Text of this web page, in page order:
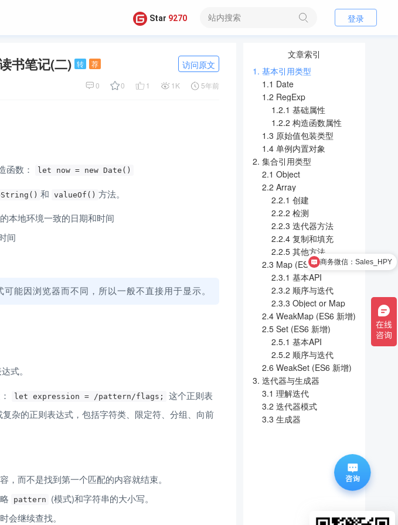
Star 9270 登录
书笔记(二) 转 荐
访问原文
0 0 1 1K 5年前
函数： let now = new Date()
和 valueOf() 方法。
本地环境一致的日期和时间
间
能因浏览器而不同，所以一般不直接用于显示。
式。
let expression = /pattern/flags;
这个正则表
复杂的正则表达式，包括字符类、限定符、分组、向前
，而不是找到第一个匹配的内容就结束。
pattern (模式)和字符串的大小写。
会继续查找。
文章索引
1. 基本引用类型
1.1 Date
1.2 RegExp
1.2.1 基础属性
1.2.2 构造函数属性
1.3 原始值包装类型
1.4 单例内置对象
2. 集合引用类型
2.1 Object
2.2 Array
2.2.1 创建
2.2.2 检测
2.2.3 迭代器方法
2.2.4 复制和填充
2.2.5 其他方法
2.3 Map (ES6 新增)
2.3.1 基本API
2.3.2 顺序与迭代
2.3.3 Object or Map
2.4 WeakMap (ES6 新增)
2.5 Set (ES6 新增)
2.5.1 基本API
2.5.2 顺序与迭代
2.6 WeakSet (ES6 新增)
3. 迭代器与生成器
3.1 理解迭代
3.2 迭代器模式
3.3 生成器
商务微信：Sales_HPY